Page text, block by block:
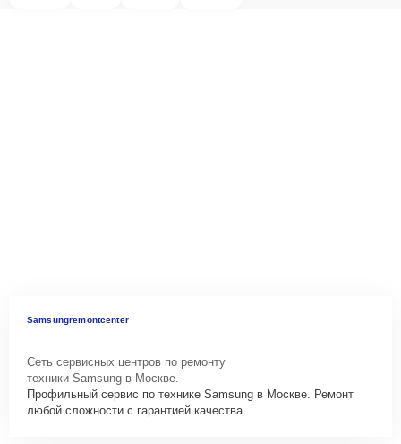
Samsungremontcenter
Сеть сервисных центров по ремонту
техники Samsung в Москве.
Профильный сервис по технике Samsung в Москве. Ремонт
любой сложности с гарантией качества.